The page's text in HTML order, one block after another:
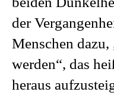
der
Menschen
werden“, das
heraus